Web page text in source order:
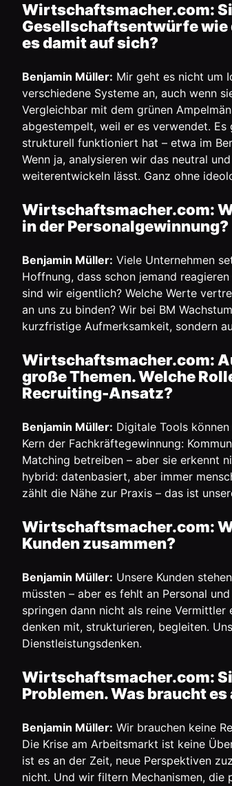
Wirtschaftsmacher.com:
Gesellschaftsentwürfe wie
es damit auf sich?
Benjamin Müller: Mir geht es nicht um
verschiedene Systeme an, auch wenn
Vergleichbar mit dem grünen
abgestempelt, weil er es verwendet.
strukturell funktioniert hat – etwa im
Wenn ja, analysieren wir das neutral
weiterentwickeln lässt. Ganz ohne
Wirtschaftsmacher.com:
in der Personalgewinnung?
Benjamin Müller: Viele Unternehmen
Hoffnung, dass schon jemand
sind wir eigentlich? Welche Werte
an uns zu binden? Wir bei BM
kurzfristige Aufmerksamkeit, sondern
Wirtschaftsmacher.com:
große Themen. Welche
Recruiting-Ansatz?
Benjamin Müller: Digitale Tools
Kern der Fachkräftegewinnung:
Matching betreiben – aber sie erkennt
hybrid: datenbasiert, aber immer
zählt die Nähe zur Praxis – das ist
Wirtschaftsmacher.com:
Kunden zusammen?
Benjamin Müller: Unsere Kunden
müssten – aber es fehlt an Personal
springen dann nicht als reine
denken mit, strukturieren, begleiten.
Dienstleistungsdenken.
Wirtschaftsmacher.com:
Problemen. Was braucht
Benjamin Müller: Wir brauchen keine
Die Krise am Arbeitsmarkt ist keine
ist es an der Zeit, neue Perspektiven
nicht. Und wir filtern Mechanismen, die